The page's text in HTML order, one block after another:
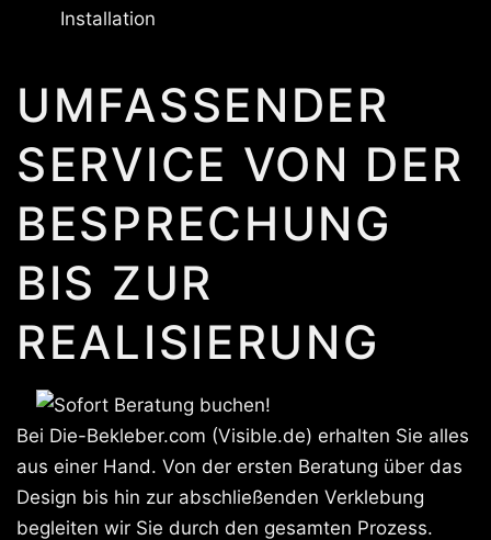
Installation
UMFASSENDER
SERVICE VON DER
BESPRECHUNG
BIS ZUR
REALISIERUNG
Bei Die-Bekleber.com (Visible.de) erhalten Sie alles
aus einer Hand. Von der ersten Beratung über das
Design bis hin zur abschließenden Verklebung
begleiten wir Sie durch den gesamten Prozess.